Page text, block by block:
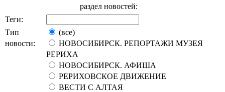
раздел новостей:
Теги:
Тип
новости:
(все)
НОВОСИБИРСК. РЕПОРТАЖИ МУЗЕЯ
РЕРИХА
НОВОСИБИРСК. АФИША
РЕРИХОВСКОЕ ДВИЖЕНИЕ
ВЕСТИ С АЛТАЯ